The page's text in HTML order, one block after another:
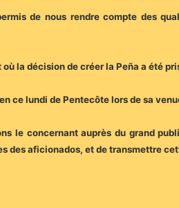
de nous rendre compte des
la décision de créer la Peña a été
ce lundi de Pentecôte lors de sa
le concernant auprès du grand
des aficionados, et de transmettre